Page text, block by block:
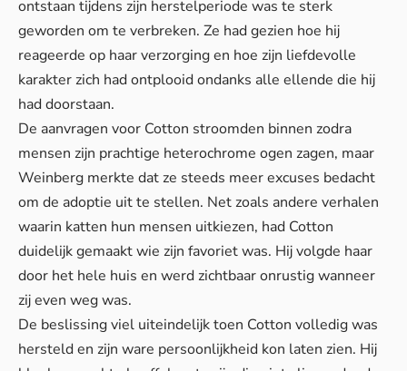
ontstaan tijdens zijn herstelperiode was te sterk
geworden om te verbreken. Ze had gezien hoe hij
reageerde op haar verzorging en hoe zijn liefdevolle
karakter zich had ontplooid ondanks alle ellende die hij
had doorstaan.
De aanvragen voor Cotton stroomden binnen zodra
mensen zijn prachtige heterochrome ogen zagen, maar
Weinberg merkte dat ze steeds meer excuses bedacht
om de adoptie uit te stellen. Net zoals andere verhalen
waarin katten hun mensen uitkiezen, had Cotton
duidelijk gemaakt wie zijn favoriet was. Hij volgde haar
door het hele huis en werd zichtbaar onrustig wanneer
zij even weg was.
De beslissing viel uiteindelijk toen Cotton volledig was
hersteld en zijn ware persoonlijkheid kon laten zien. Hij